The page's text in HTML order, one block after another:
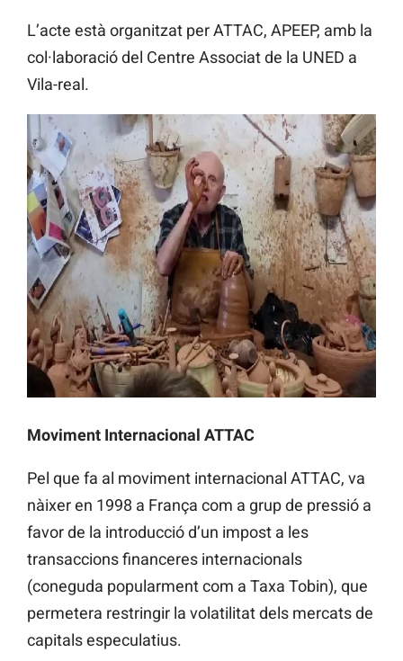
L’acte està organitzat per ATTAC, APEEP, amb la
col·laboració del Centre Associat de la UNED a
Vila-real.
Moviment Internacional ATTAC
Pel que fa al moviment internacional ATTAC, va
nàixer en 1998 a França com a grup de pressió a
favor de la introducció d’un impost a les
transaccions financeres internacionals
(coneguda popularment com a Taxa Tobin), que
permetera restringir la volatilitat dels mercats de
capitals especulatius.